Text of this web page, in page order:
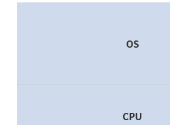
OS
CPU